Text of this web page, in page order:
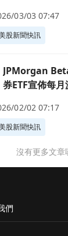
股新聞快訊
03/03 07:47
美國
JPMorgan
券ETF宣佈每
股新聞快訊
02/02 07:17
沒有更多文章
們